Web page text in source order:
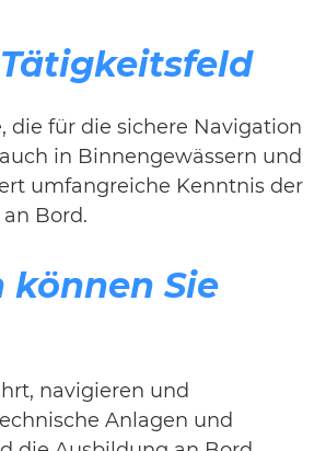
die für die sichere Navigation
in Binnengewässern und
umfangreiche Kenntnis der
Bord.
Sie
navigieren und
Anlagen und